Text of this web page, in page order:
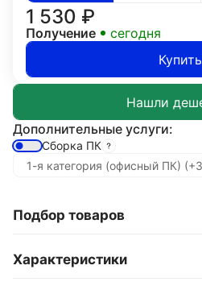
1 530 ₽
Получение
сегодня
Купить
Дополнительные услуги:
Сборка ПК
Подбор товаров
Характеристики